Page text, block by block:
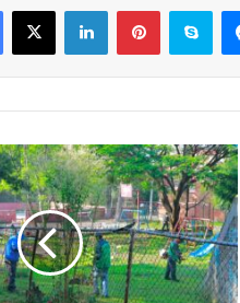
Facebook
X LinkedInPinterest